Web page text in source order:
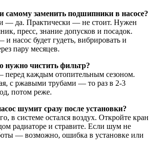
заменить подшипники в насосе?
— да. Практически — не стоит. Нужен
пресс, знание допусков и посадок.
насос будет гудеть, вибрировать и
пару месяцев.
нужно чистить фильтр?
перед каждым отопительным сезоном.
с ржавыми трубами — то раз в 2-3
потом реже.
шумит сразу после установки?
в системе остался воздух. Откройте кран
радиаторе и стравите. Если шум не
— возможно, ошибка в установке или